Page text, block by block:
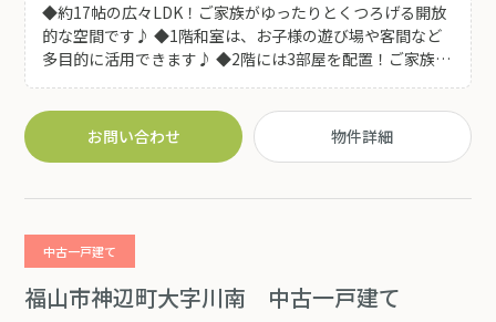
◆約17帖の広々LDK！ご家族がゆったりとくつろげる開放
的な空間です♪ ◆1階和室は、お子様の遊び場や客間など
多目的に活用できます♪ ◆2階には3部屋を配置！ご家族そ
れぞれのプライベート空間を確保しやすい間取りです♪ ◆
ルーフバルコニーに加え、スカイバルコニー付き！お洗濯
はもちろん、ガーデニングやご家族のくつろぎスペースと
してもお楽しみいただけます♪ ◆全居室に収納を備え、住
放感と収納力を兼ね備えた4LDKです♪ ◆オンリーワン千
日の暮らしに便利な住環境です♪
お問い合わせ 物件詳細
中古一戸建て
福山市神辺町大字川南 中古一戸建て